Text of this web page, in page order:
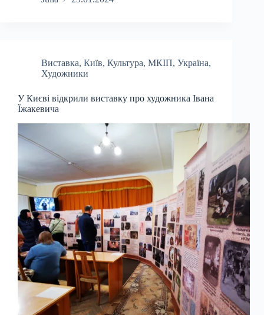
Виставка, Київ, Культура, МКІП, Україна,
Художники
У Києві відкрили виставку про художника Івана
Їжакевича